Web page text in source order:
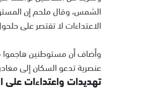
الشمس، وقال ملحم إن
الاعتداءات لا تقتصر على
وأضاف أن مستوطنين هاجموا
عنصرية تدعو السكان إلى
تهديدات واعتداءات على